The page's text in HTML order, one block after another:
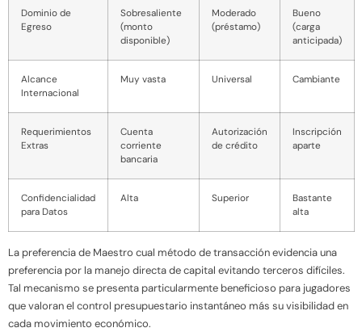
Dominio de
Egreso
Sobresaliente
(monto
disponible)
Moderado
(préstamo)
Bueno
(carga
anticipada)
Alcance
Internacional
Muy vasta Universal Cambiante
Requerimientos
Extras
Cuenta
corriente
bancaria
Autorización
de crédito
Inscripción
aparte
Confidencialidad
para Datos
Alta Superior
Bastante
alta
La preferencia de Maestro cual método de transacción evidencia una
preferencia por la manejo directa de capital evitando terceros difíciles.
Tal mecanismo se presenta particularmente beneficioso para jugadores
que valoran el control presupuestario instantáneo más su visibilidad en
cada movimiento económico.